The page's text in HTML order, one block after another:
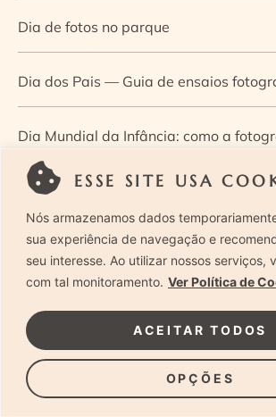
ESSE SITE USA
Nós armazenamos dados
sua experiência de navegação e
seu interesse. Ao utilizar nossos serviços,
com tal monitoramento. Ver Política de
OPÇÕES
ACEITAR TODOS
Dia de fotos no parque
Dia dos Pais — Guia de ensaios
Dia Mundial da Infância: como a
construir a memória e a identidade da
Diário de uma grávida e sua pequena
Dica de especialista: como otimizar o
no ensaio newborn?
Dica de especialista: qual o melhor
fotografia newborn?